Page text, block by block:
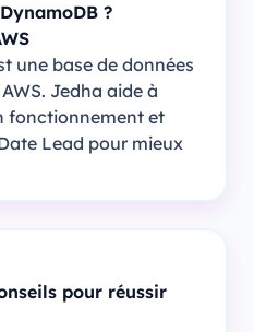
?
une base de données
Jedha aide à
fonctionnement et
Lead pour mieux
pour réussir